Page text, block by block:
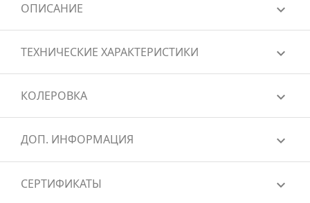
ОПИСАНИЕ
ТЕХНИЧЕСКИЕ ХАРАКТЕРИСТИКИ
КОЛЕРОВКА
ДОП. ИНФОРМАЦИЯ
СЕРТИФИКАТЫ